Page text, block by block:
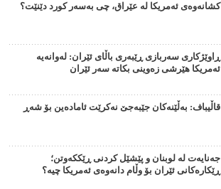
کشانەوەی ئەمریکا لە عێراق، چی بەسەر کورد دێنێت؟
ڕاوێژکاری سەربازی ڕێبەری باڵای ئێران: لەوانەیە
ئەمریکا هێرشی زەوینی بکاتە سەر ئێران
قاڵیباف: بەڵێنەکان جێبەجێ نەکرێت ئامادەین بۆ شەڕ
جەنایەت لە لوبنان و پێشێل کردنی ڕێککەوتن؛
ڕێکارەکانی ئێران بۆ وڵام دانەوەی ئەمریکا چیە؟